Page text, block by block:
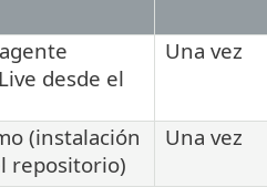
desde el
Una vez
(instalación
repositorio)
Una vez